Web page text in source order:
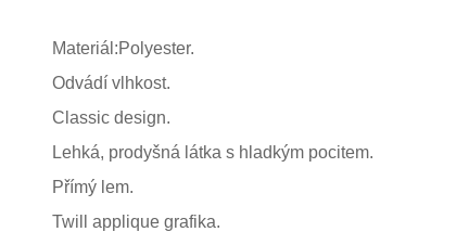
Materiál:Polyester.
Odvádí vlhkost.
Classic design.
Lehká, prodyšná látka s hladkým pocitem.
Přímý lem.
Twill applique grafika.